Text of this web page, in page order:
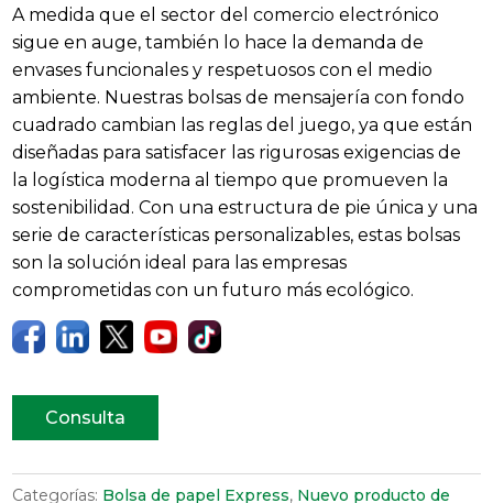
A medida que el sector del comercio electrónico
sigue en auge, también lo hace la demanda de
envases funcionales y respetuosos con el medio
ambiente. Nuestras bolsas de mensajería con fondo
cuadrado cambian las reglas del juego, ya que están
diseñadas para satisfacer las rigurosas exigencias de
la logística moderna al tiempo que promueven la
sostenibilidad. Con una estructura de pie única y una
serie de características personalizables, estas bolsas
son la solución ideal para las empresas
comprometidas con un futuro más ecológico.
Consulta
Categorías: Bolsa de papel Express, Nuevo producto de